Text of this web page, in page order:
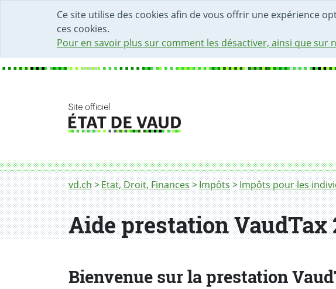
Ce site utilise des cookies afin de vous offrir une expérience
ces cookies.
Pour en savoir plus sur comment les désactiver, ainsi que
DÉBUT DU CONTENU DE LA PAGE
ACCÈS AU CHAMP DE RECHERCHE
PAGE D'ACCUEIL
FORMULAIRE DE CONTACT
Fil d'Ariane
vd.ch Etat, Droit, Finances Impôts Impôts pour les
Aide prestation VaudTax 2026
Aide prestation VaudTax
Bienvenue sur la prestation